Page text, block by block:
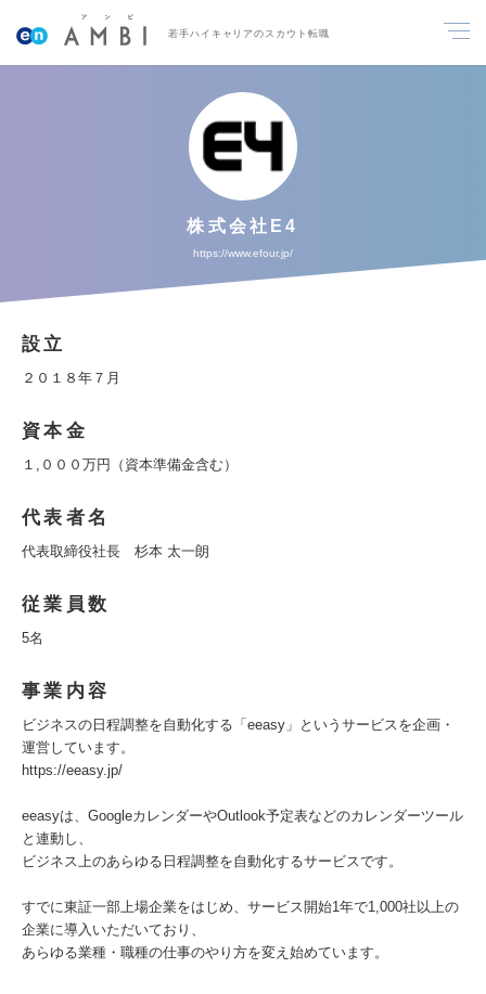
若手ハイキャリアのスカウト転職
株式会社E4
https://www.efour.jp/
設立
２０１８年７月
資本金
１,０００万円（資本準備金含む）
代表者名
代表取締役社長 杉本 太一朗
従業員数
5名
事業内容
ビジネスの日程調整を自動化する「eeasy」というサービスを企画・
運営しています。
https://eeasy.jp/
eeasyは、GoogleカレンダーやOutlook予定表などのカレンダーツール
と連動し、
ビジネス上のあらゆる日程調整を自動化するサービスです。
すでに東証一部上場企業をはじめ、サービス開始1年で1,000社以上の
企業に導入いただいており、
あらゆる業種・職種の仕事のやり方を変え始めています。